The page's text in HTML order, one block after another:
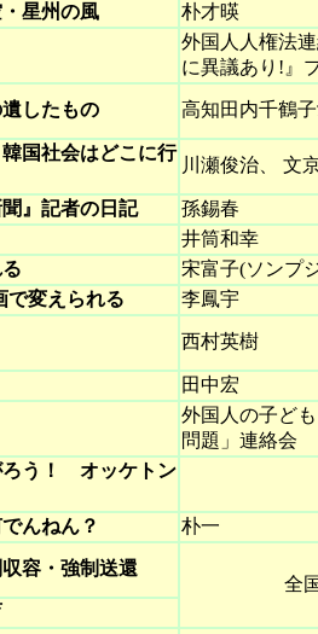
星州の風
朴才暎
外国人人権法
に異議あり!』
したもの 高知田内千鶴
国社会はどこに行
川瀬俊治、 文
』記者の日記
孫錫春
井筒和幸
宋富子(ソンプ
変えられる
李鳳宇
西村英樹
田中宏
外国人の子ど
問題」連絡会
ろう！ オッケトン
んねん？
朴一
容・強制送還
全